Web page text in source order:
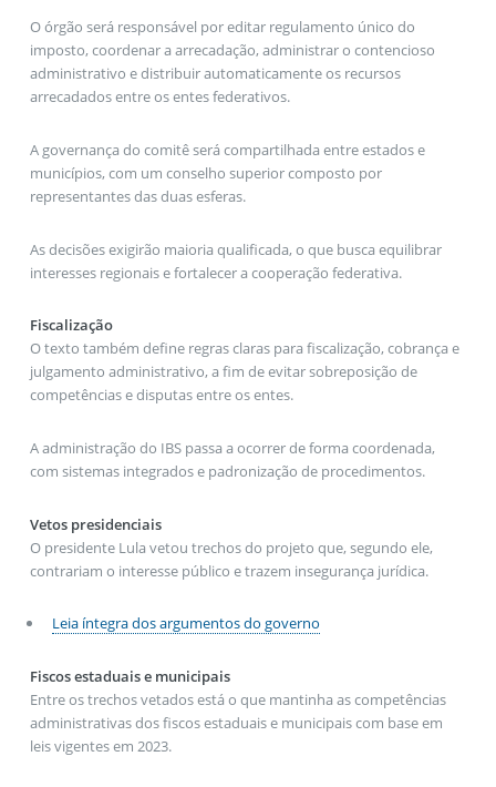
O órgão será responsável por editar regulamento único do
imposto, coordenar a arrecadação, administrar o contencioso
administrativo e distribuir automaticamente os recursos
arrecadados entre os entes federativos.
A governança do comitê será compartilhada entre estados e
municípios, com um conselho superior composto por
representantes das duas esferas.
As decisões exigirão maioria qualificada, o que busca equilibrar
interesses regionais e fortalecer a cooperação federativa.
Fiscalização
O texto também define regras claras para fiscalização, cobrança e
julgamento administrativo, a fim de evitar sobreposição de
competências e disputas entre os entes.
A administração do IBS passa a ocorrer de forma coordenada,
com sistemas integrados e padronização de procedimentos.
Vetos presidenciais
O presidente Lula vetou trechos do projeto que, segundo ele,
contrariam o interesse público e trazem insegurança jurídica.
Leia íntegra dos argumentos do governo
Fiscos estaduais e municipais
Entre os trechos vetados está o que mantinha as competências
administrativas dos fiscos estaduais e municipais com base em
leis vigentes em 2023.